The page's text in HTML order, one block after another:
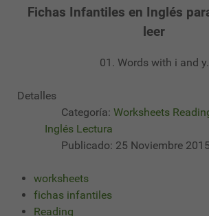
Fichas Infantiles en Inglés
leer
01. Words with i and y.
Detalles
Categoría: Worksheets
Inglés Lectura
Publicado: 25 Noviembre 2015
worksheets
fichas infantiles
Reading